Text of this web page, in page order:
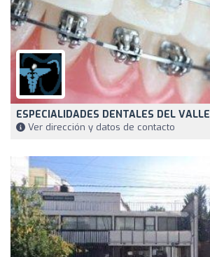
ESPECIALIDADES DENTALES DEL VALLE
Ver dirección y datos de contacto